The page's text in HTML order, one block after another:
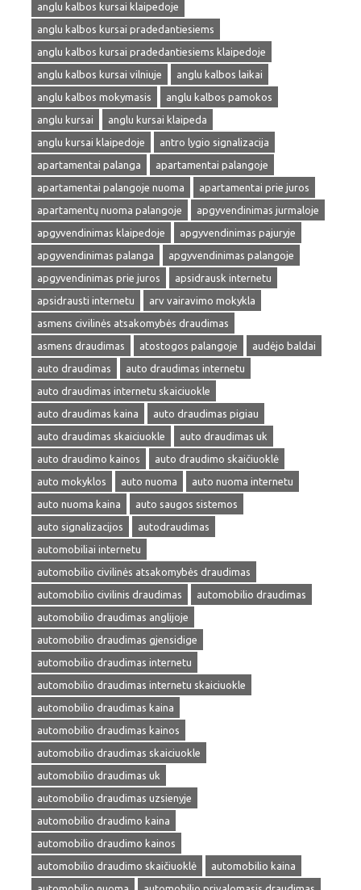
anglu kalbos kursai klaipedoje
anglu kalbos kursai pradedantiesiems
anglu kalbos kursai pradedantiesiems klaipedoje
anglu kalbos kursai vilniuje
anglu kalbos laikai
anglu kalbos mokymasis
anglu kalbos pamokos
anglu kursai
anglu kursai klaipeda
anglu kursai klaipedoje
antro lygio signalizacija
apartamentai palanga
apartamentai palangoje
apartamentai palangoje nuoma
apartamentai prie juros
apartamentų nuoma palangoje
apgyvendinimas jurmaloje
apgyvendinimas klaipedoje
apgyvendinimas pajuryje
apgyvendinimas palanga
apgyvendinimas palangoje
apgyvendinimas prie juros
apsidrausk internetu
apsidrausti internetu
arv vairavimo mokykla
asmens civilinės atsakomybės draudimas
asmens draudimas
atostogos palangoje
audėjo baldai
auto draudimas
auto draudimas internetu
auto draudimas internetu skaiciuokle
auto draudimas kaina
auto draudimas pigiau
auto draudimas skaiciuokle
auto draudimas uk
auto draudimo kainos
auto draudimo skaičiuoklė
auto mokyklos
auto nuoma
auto nuoma internetu
auto nuoma kaina
auto saugos sistemos
auto signalizacijos
autodraudimas
automobiliai internetu
automobilio civilinės atsakomybės draudimas
automobilio civilinis draudimas
automobilio draudimas
automobilio draudimas anglijoje
automobilio draudimas gjensidige
automobilio draudimas internetu
automobilio draudimas internetu skaiciuokle
automobilio draudimas kaina
automobilio draudimas kainos
automobilio draudimas skaiciuokle
automobilio draudimas uk
automobilio draudimas uzsienyje
automobilio draudimo kaina
automobilio draudimo kainos
automobilio draudimo skaičiuoklė
automobilio kaina